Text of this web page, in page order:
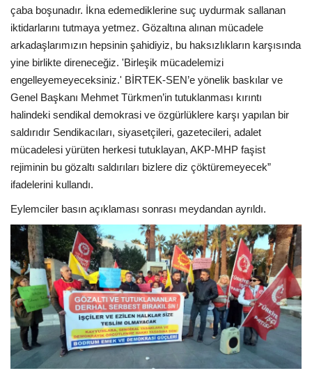
çaba boşunadır. İkna edemediklerine suç uydurmak sallanan
iktidarlarını tutmaya yetmez. Gözaltına alınan mücadele
arkadaşlarımızın hepsinin şahidiyiz, bu haksızlıkların karşısında
yine birlikte direneceğiz. 'Birleşik mücadelemizi
engelleyemeyeceksiniz.' BİRTEK-SEN’e yönelik baskılar ve
Genel Başkanı Mehmet Türkmen’in tutuklanması kırıntı
halindeki sendikal demokrasi ve özgürlüklere karşı yapılan bir
saldırıdır Sendikacıları, siyasetçileri, gazetecileri, adalet
mücadelesi yürüten herkesi tutuklayan, AKP-MHP faşist
rejiminin bu gözaltı saldırıları bizlere diz çöktüremeyecek”
ifadelerini kullandı.
Eylemciler basın açıklaması sonrası meydandan ayrıldı.